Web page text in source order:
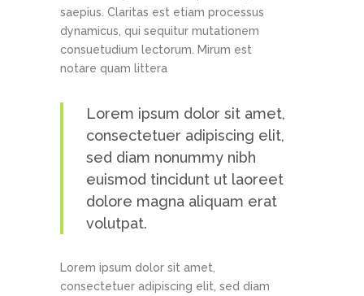
saepius. Claritas est etiam processus
dynamicus, qui sequitur mutationem
consuetudium lectorum. Mirum est
notare quam littera
Lorem ipsum dolor sit amet,
consectetuer adipiscing elit,
sed diam nonummy nibh
euismod tincidunt ut laoreet
dolore magna aliquam erat
volutpat.
Lorem ipsum dolor sit amet,
consectetuer adipiscing elit, sed diam